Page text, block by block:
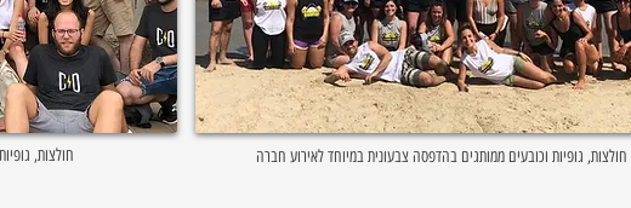
חולצות, גופיות וכובעים ממותגים בהדפסה צבעונית במיוחד לאירוע חברה